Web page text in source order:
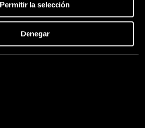
Permitir la selección
Denegar